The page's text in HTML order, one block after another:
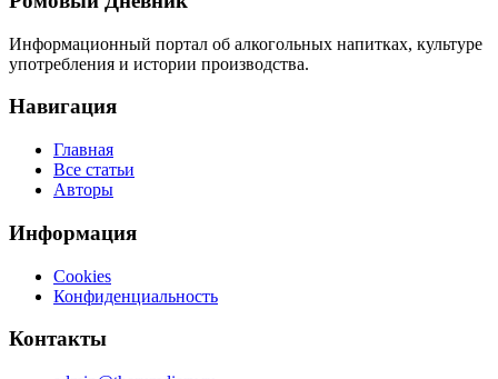
Информационный портал об алкогольных напитках, культуре
употребления и истории производства.
Навигация
Главная
Все статьи
Авторы
Информация
Cookies
Конфиденциальность
Контакты